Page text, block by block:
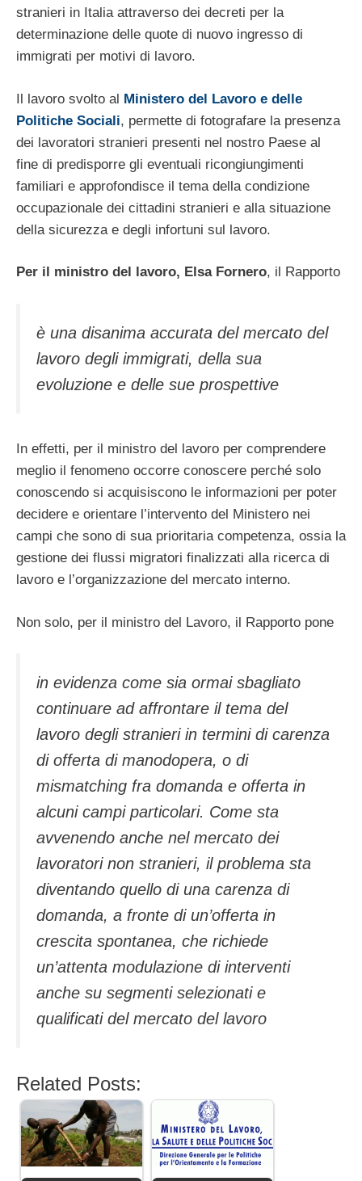
stranieri in Italia attraverso dei decreti per la
determinazione delle quote di nuovo ingresso di
immigrati per motivi di lavoro.
Il lavoro svolto al Ministero del Lavoro e delle
Politiche Sociali, permette di fotografare la presenza
dei lavoratori stranieri presenti nel nostro Paese al
fine di predisporre gli eventuali ricongiungimenti
familiari e approfondisce il tema della condizione
occupazionale dei cittadini stranieri e alla situazione
della sicurezza e degli infortuni sul lavoro.
Per il ministro del lavoro, Elsa Fornero, il Rapporto
è una disanima accurata del mercato del
lavoro degli immigrati, della sua
evoluzione e delle sue prospettive
In effetti, per il ministro del lavoro per comprendere
meglio il fenomeno occorre conoscere perché solo
conoscendo si acquisiscono le informazioni per poter
decidere e orientare l’intervento del Ministero nei
campi che sono di sua prioritaria competenza, ossia la
gestione dei flussi migratori finalizzati alla ricerca di
lavoro e l’organizzazione del mercato interno.
Non solo, per il ministro del Lavoro, il Rapporto pone
in evidenza come sia ormai sbagliato
continuare ad affrontare il tema del
lavoro degli stranieri in termini di carenza
di offerta di manodopera, o di
mismatching fra domanda e offerta in
alcuni campi particolari. Come sta
avvenendo anche nel mercato dei
lavoratori non stranieri, il problema sta
diventando quello di una carenza di
domanda, a fronte di un’offerta in
crescita spontanea, che richiede
un’attenta modulazione di interventi
anche su segmenti selezionati e
qualificati del mercato del lavoro
Related Posts: